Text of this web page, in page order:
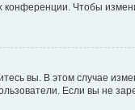
конференции. Чтобы
вы. В этом случае
Если вы не